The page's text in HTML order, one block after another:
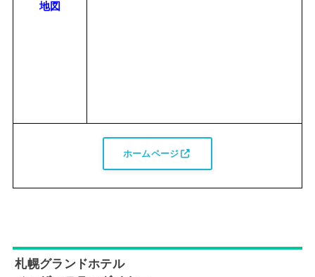
地図
ホームページ
札幌グランドホテル